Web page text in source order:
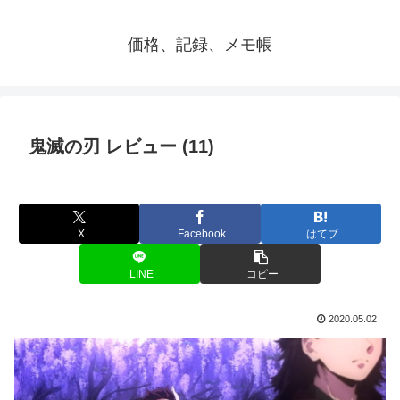
価格、記録、メモ帳
鬼滅の刃 レビュー (11)
X Facebook はてブ
LINE コピー
2020.05.02